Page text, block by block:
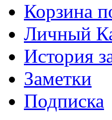
Корзина
Личный
История
Заметки
Подписка